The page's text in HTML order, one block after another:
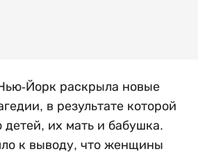
Йорк раскрыла новые
в результате которой
детей, их мать и бабушка.
к выводу, что женщины